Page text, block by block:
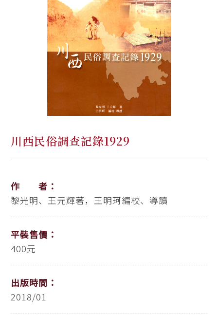
川西民俗調查記錄1929
作 者：
黎光明、王元輝著，王明珂編校、導讀
平裝售價：
400元
出版時間：
2018/01